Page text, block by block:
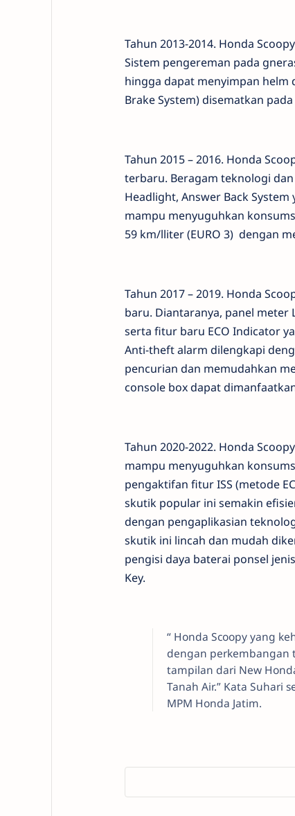
Tahun 2013-2014. Honda
Sistem pengereman pada
hingga dapat menyimpan helm
Brake System) disematkan
Tahun 2015 – 2016. Honda
terbaru. Beragam teknologi
Headlight, Answer Back
mampu menyuguhkan
59 km/lliter (EURO 3) dengan
Tahun 2017 – 2019. Honda
baru. Diantaranya, panel
serta fitur baru ECO Indicator
Anti-theft alarm dilengkapi
pencurian dan memudahkan
console box dapat
Tahun 2020-2022. Honda
mampu menyuguhkan
pengaktifan fitur ISS (metode
skutik popular ini semakin
dengan pengaplikasian
skutik ini lincah dan mudah
pengisi daya baterai ponsel
Key.
“ Honda Scoopy yang
dengan perkembangan
tampilan dari New
Tanah Air.” Kata Suhari
MPM Honda Jatim.